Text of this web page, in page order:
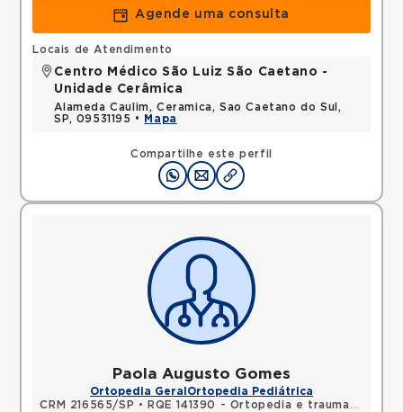
Agende uma consulta
Compartilhe este perfil
Locais de Atendimento
Centro Médico São Luiz São Caetano -
Unidade Cerâmica
Alameda Caulim, Ceramica, Sao Caetano do Sul,
SP, 09531195 •
Mapa
Paola Augusto Gomes
Ortopedia Geral Ortopedia Pediátrica
CRM 216565/SP •
RQE 141390 - Ortopedia e traumatologia